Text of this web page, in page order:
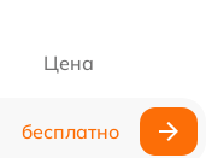
Цена
бесплатно